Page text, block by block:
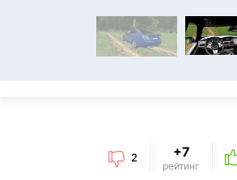
2 +7
рейтинг